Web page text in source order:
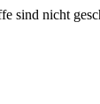
sind nicht